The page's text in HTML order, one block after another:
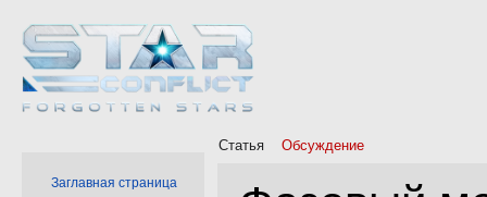
Статья Обсуждение
Заглавная страница